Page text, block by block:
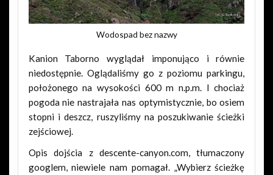
Wodospad bez nazwy
Kanion Taborno wyglądał imponująco i równie
niedostępnie. Oglądaliśmy go z poziomu parkingu,
położonego na wysokości 600 m n.p.m. I chociaż
pogoda nie nastrajała nas optymistycznie, bo osiem
stopni i deszcz, ruszyliśmy na poszukiwanie ścieżki
zejściowej.
Opis dojścia z descente-canyon.com, tłumaczony
googlem, niewiele nam pomagał. „Wybierz ścieżkę